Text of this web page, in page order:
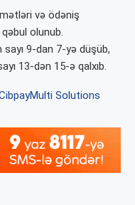
və ödəniş
olunub.
sayı 9-dan 7-yə düşüb,
13-dən 15-ə qalxıb.
Multi Solutions